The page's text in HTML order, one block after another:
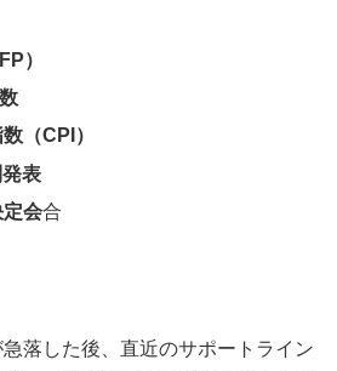
）
（CPI）
表
定会合
落した後、直近のサポートライン